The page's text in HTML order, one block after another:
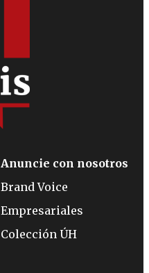
Anuncie con nosotros
Brand Voice
Empresariales
Colección ÚH